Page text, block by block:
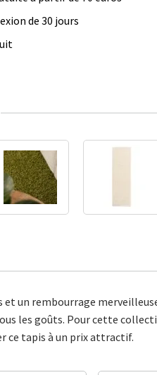
de 30 jours
et un rembourrage
les goûts. Pour cette
ce tapis à un prix attractif.